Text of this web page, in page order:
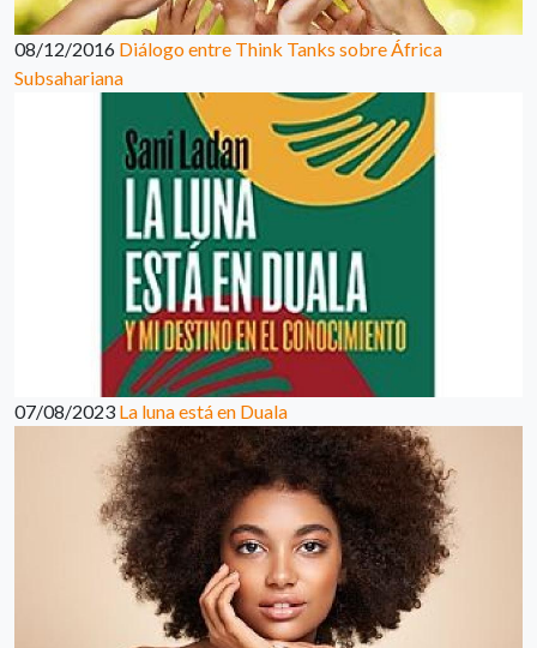
08/12/2016 Diálogo entre Think Tanks sobre África
Subsahariana
07/08/2023 La luna está en Duala